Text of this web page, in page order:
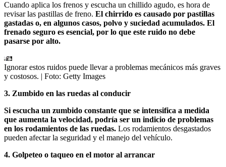
Cuando aplica los frenos y escucha un chillido agudo, es hora de
revisar las pastillas de freno. El chirrido es causado por pastillas
gastadas o, en algunos casos, polvo y suciedad acumulados. El
frenado seguro es esencial, por lo que este ruido no debe
pasarse por alto.
Ignorar estos ruidos puede llevar a problemas mecánicos más graves
y costosos. | Foto: Getty Images
3. Zumbido en las ruedas al conducir
Si escucha un zumbido constante que se intensifica a medida
que aumenta la velocidad, podría ser un indicio de problemas
en los rodamientos de las ruedas. Los rodamientos desgastados
pueden afectar la seguridad y el manejo del vehículo.
4. Golpeteo o taqueo en el motor al arrancar